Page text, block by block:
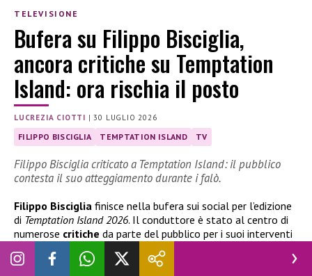
TELEVISIONE
Bufera su Filippo Bisciglia,
ancora critiche su Temptation
Island: ora rischia il posto
LUCREZIA CIOTTI |30 LUGLIO 2026
FILIPPO BISCIGLIA TEMPTATION ISLAND TV
Filippo Bisciglia criticato a Temptation Island: il pubblico
contesta il suo atteggiamento durante i falò.
Filippo Bisciglia finisce nella bufera sui social per l’edizione
di Temptation Island 2026. Il conduttore è stato al centro di
numerose critiche da parte del pubblico per i suoi interventi
durante i falò di confronto, giudicati da alcuni telespettatori
troppo insistenti e poco imparziali.